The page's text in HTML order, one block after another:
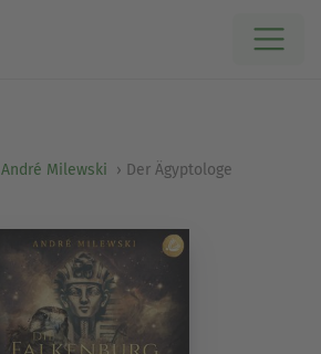
André Milewski Der Ägyptologe